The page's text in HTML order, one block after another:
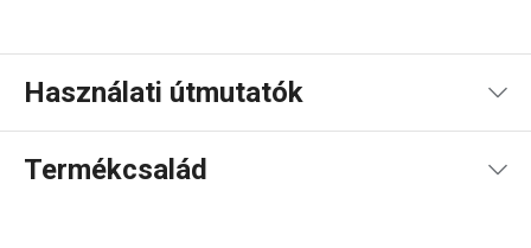
Használati útmutatók
Használati útmutató és biztonsági információk
Termékcsalád